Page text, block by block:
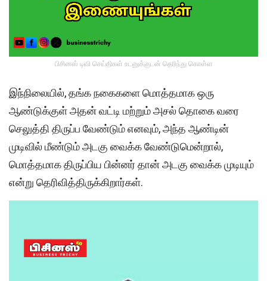
பிசினஸ் டிவி செய்திகள் உடனுக்குடன் தெரிந்து கொள்ள
இந்நிலையில், தங்க நகைகளை மொத்தமாக ஒரு
ஆண்டுக்குள் அதன் வட்டி மற்றும் அசல் தொகை வரை
செலுத்தி திருப்ப வேண்டும் எனவும், அந்த ஆண்டின்
முடிவில் மீண்டும் அடகு வைக்க வேண்டுமென்றால்,
மொத்தமாக திருப்பிய பின்னர் தான் அடகு வைக்க முடியும்
என்று தெரிவித்திருக்கிறார்கள்.